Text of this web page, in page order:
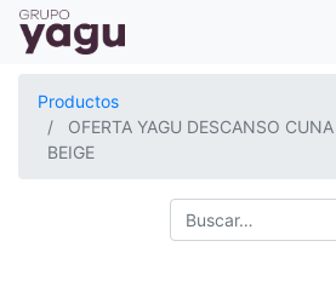
Productos
OFERTA YAGU DESCANSO
BEIGE